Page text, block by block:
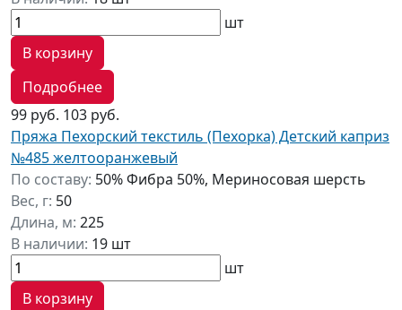
шт
В корзину
Подробнее
99 руб. 103 руб.
Пряжа Пехорский текстиль (Пехорка) Детский каприз
№485 желтооранжевый
По составу: 50% Фибра 50%, Мериносовая шерсть
Вес, г: 50
Длина, м: 225
В наличии: 19 шт
шт
В корзину